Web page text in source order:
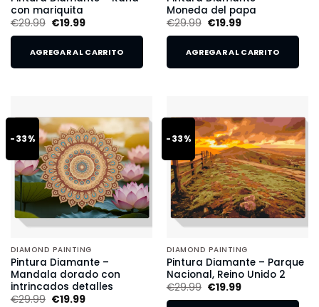
con mariquita
€29.99 €19.99
AGREGAR AL CARRITO
Moneda del papa
€29.99 €19.99
AGREGAR AL CARRITO
-33%
DIAMOND PAINTING
Pintura Diamante –
Mandala dorado con
intrincados detalles
€29.99 €19.99
-33%
DIAMOND PAINTING
Pintura Diamante – Parque
Nacional, Reino Unido 2
€29.99 €19.99